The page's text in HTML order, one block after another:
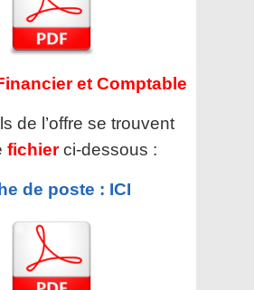
et Comptable
de l’offre se trouvent
fichier ci-dessous :
de poste : ICI